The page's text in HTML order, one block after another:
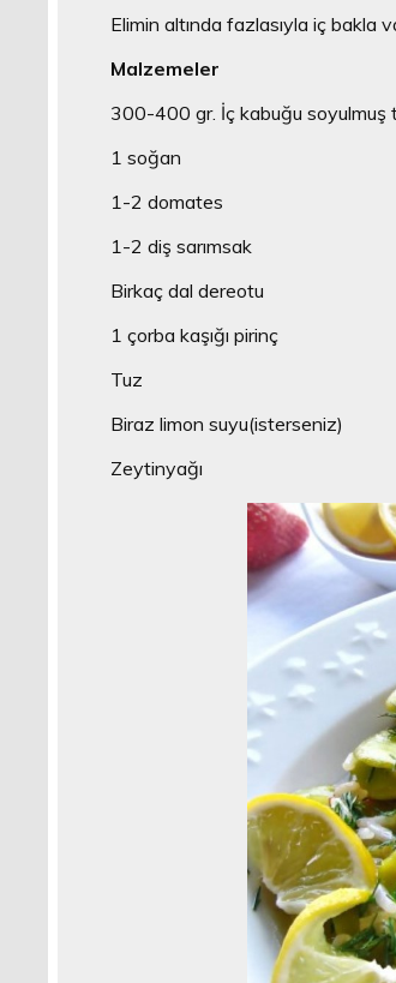
Elimin altında fazlasıyla iç bakla
Malzemeler
300-400 gr. İç kabuğu soyulmuş
1 soğan
1-2 domates
1-2 diş sarımsak
Birkaç dal dereotu
1 çorba kaşığı pirinç
Tuz
Biraz limon suyu(isterseniz)
Zeytinyağı